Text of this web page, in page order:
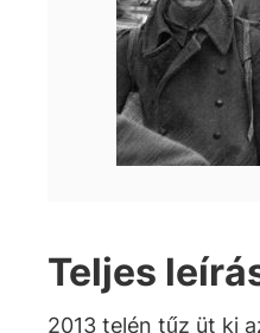
Teljes
2013 telén tűz üt ki